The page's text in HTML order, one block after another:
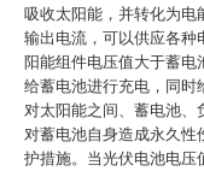
吸收太阳能，并转化为电
输出电流，可以供应各种
阳能组件电压值大于蓄
给蓄电池进行充电，同时
对太阳能之间、蓄电池、
对蓄电池自身造成永久性
护措施。当光伏电池电压